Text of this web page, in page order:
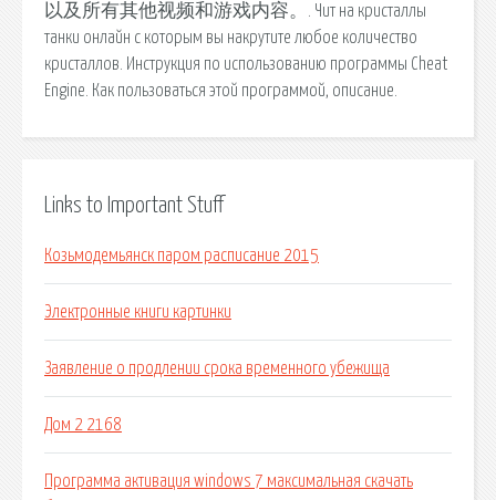
以及所有其他视频和游戏内容。. Чит на кристаллы
танки онлайн с которым вы накрутите любое количество
кристаллов. Инструкция по использованию программы Cheat
Engine. Как пользоваться этой программой, описание.
Links to Important Stuff
Козьмодемьянск паром расписание 2015
Электронные книги картинки
Заявление о продлении срока временного убежища
Дом 2 2168
Программа активация windows 7 максимальная скачать